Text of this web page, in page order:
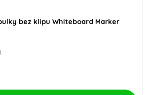
bez klipu Whiteboard Marker